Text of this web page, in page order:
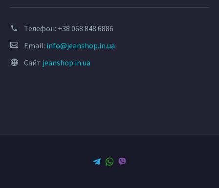
Телефон: +38 068 848 6886
Email: info@jeanshop.in.ua
Сайт jeanshop.in.ua